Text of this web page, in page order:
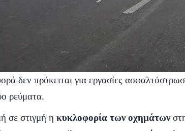
δεν πρόκειται για εργασίες
ρεύματα.
σε στιγμή η κυκλοφορία των οχημάτων